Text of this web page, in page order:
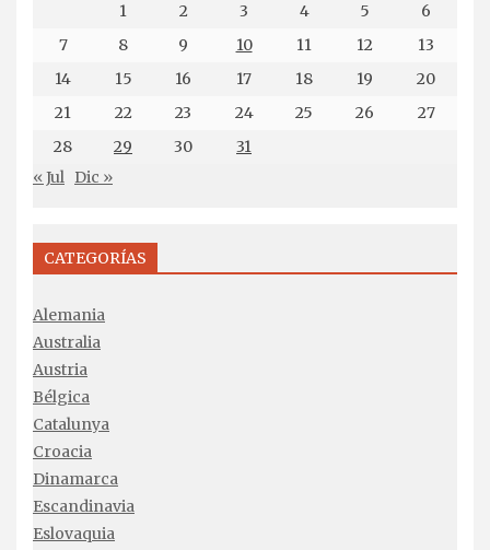
1
2 3 4 5
6
7
8 9 10 11 12
13
14
15 16 17 18 19
20
21
22 23 24 25 26
27
28
29 30
31
« Jul Dic »
CATEGORÍAS
Alemania
Australia
Austria
Bélgica
Catalunya
Croacia
Dinamarca
Escandinavia
Eslovaquia